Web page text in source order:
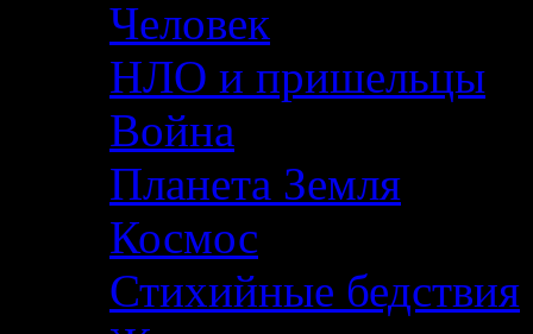
Человек
НЛО и пришельцы
Война
Планета Земля
Космос
Стихийные бедствия